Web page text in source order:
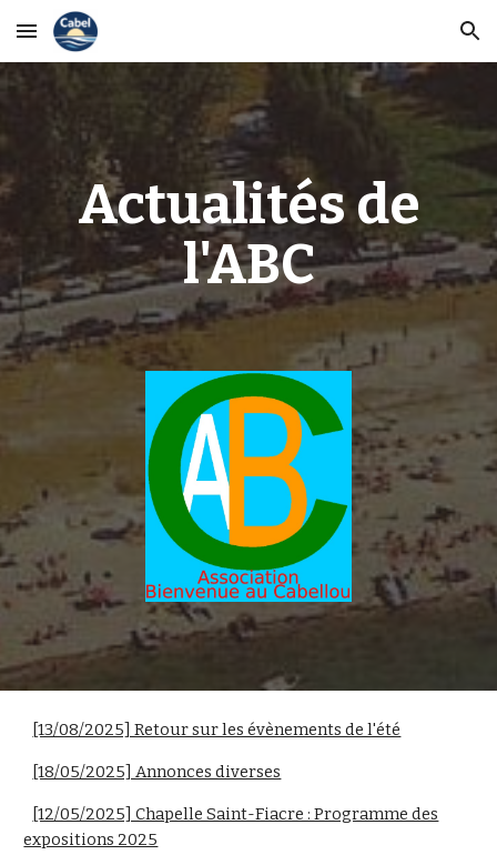
Skip to main content Skip to navigation
Actualités de
l'ABC
[13/08/2025] Retour sur les évènements de l'été
[18/05/2025] Annonces diverses
[12/05/2025] Chapelle Saint-Fiacre : Programme des
expositions 2025